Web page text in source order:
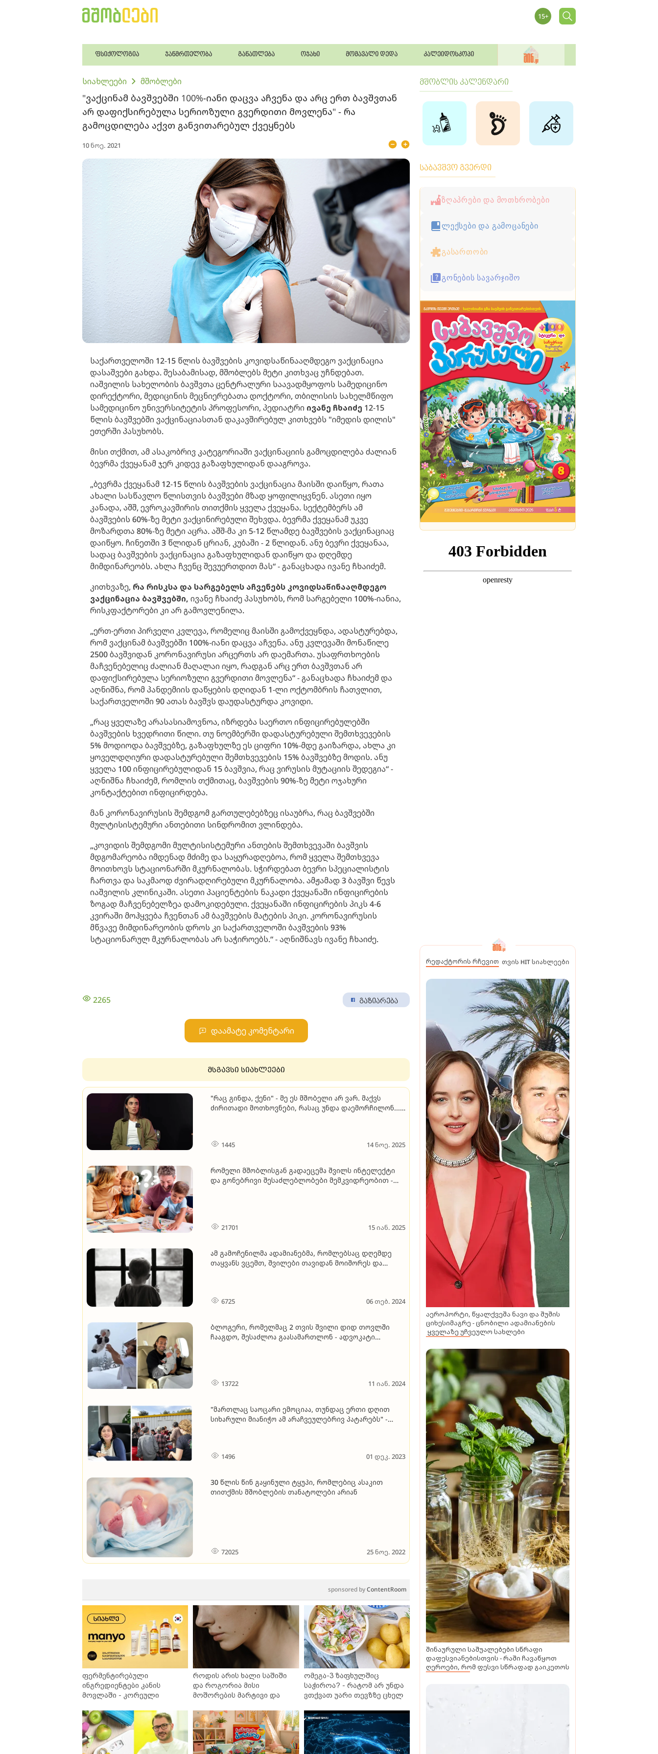
ფსიქოლოგია ჯანმრთელობა განათლება ოჯახი მომავალი დედა კალეიდოსკოპი
სიახლეები მშობლები
"ვაქცინამ ბავშვებში 100%-იანი დაცვა აჩვენა და არც ერთ ბავშვთან
არ დაფიქსირებულა სერიოზული გვერდითი მოვლენა" - რა
გამოცდილება აქვთ განვითარებულ ქვეყნებს
10 ნოე. 2021
საქართველოში 12-15 წლის ბავშვების კოვიდსაწინააღმდეგო ვაქცინაცია
დასაშვები გახდა. შესაბამისად, მშობლებს მეტი კითხვაც უჩნდებათ.
იაშვილის სახელობის ბავშვთა ცენტრალური საავადმყოფოს სამედიცინო
დირექტორი, მედიცინის მეცნიერებათა დოქტორი, თბილისის სახელმწიფო
სამედიცინო უნივერსიტეტის პროფესორი, პედიატრი ივანე ჩხაიძე 12-15
წლის ბავშვებში ვაქცინაციასთან დაკავშირებულ კითხვებს "იმედის დილის"
ეთერში პასუხობს.
მისი თქმით, ამ ასაკობრივ კატეგორიაში ვაქცინაციის გამოცდილება ძალიან
ბევრმა ქვეყანამ ჯერ კიდევ გაზაფხულიდან დააგროვა.
„ბევრმა ქვეყანამ 12-15 წლის ბავშვების ვაქცინაცია მაისში დაიწყო, რათა
ახალი სასწავლო წლისთვის ბავშვები მზად ყოფილიყვნენ. ასეთი იყო
კანადა, აშშ, ევროკავშირის თითქმის ყველა ქვეყანა. სექტემბერს ამ
ბავშვების 60%-ზე მეტი ვაქცინირებული შეხვდა. ბევრმა ქვეყანამ უკვე
მოზარდთა 80%-ზე მეტი აცრა. აშშ-მა კი 5-12 წლამდე ბავშვების ვაქცინაციაც
დაიწყო. ჩინეთში 3 წლიდან ცრიან, კუბაში - 2 წლიდან. ანუ ბევრი ქვეყანაა,
სადაც ბავშვების ვაქცინაცია გაზაფხულიდან დაიწყო და დღემდე
მიმდინარეობს. ახლა ჩვენც შევუერთდით მას“ - განაცხადა ივანე ჩხაიძემ.
კითხვაზე, რა რისკსა და სარგებელს აჩვენებს კოვიდსაწინააღმდეგო
ვაქცინაცია ბავშვებში, ივანე ჩხაიძე პასუხობს, რომ სარგებელი 100%-იანია,
რისკფაქტორები კი არ გამოვლენილა.
„ერთ-ერთი პირველი კვლევა, რომელიც მაისში გამოქვეყნდა, ადასტურებდა,
რომ ვაქცინამ ბავშვებში 100%-იანი დაცვა აჩვენა. ანუ კვლევაში მონაწილე
2500 ბავშვიდან კორონავირუსი არცერთს არ დაემართა. უსაფრთხოების
მაჩვენებელიც ძალიან მაღალაი იყო, რადგან არც ერთ ბავშვთან არ
დაფიქსირებულა სერიოზული გვერდითი მოვლენა“ - განაცხადა ჩხაიძემ და
აღნიშნა, რომ პანდემიის დაწყების დღიდან 1-ლი ოქტომბრის ჩათვლით,
საქართველოში 90 ათას ბავშვს დაუდასტურდა კოვიდი.
„რაც ყველაზე არასასიამოვნოა, იზრდება საერთო ინფიცირებულებში
ბავშვების ხვედრითი წილი. თუ ნოემბერში დადასტურებული შემთხვევების
5% მოდიოდა ბავშვებზე, გაზაფხულზე ეს ციფრი 10%-მდე გაიზარდა, ახლა კი
ყოველდღიური დადასტურებული შემთხვევების 15% ბავშვებზე მოდის. ანუ
ყველა 100 ინფიცირებულიდან 15 ბავშვია, რაც ვირუსის მუტაციის შედეგია“ -
აღნიშნა ჩხაიძემ, რომლის თქმითაც, ბავშვების 90%-ზე მეტი ოჯახური
კონტაქტებით ინფიცირდება.
მან კორონავირუსის შემდგომ გართულებებზეც ისაუბრა, რაც ბავშვებში
მულტისისტემური ანთებითი სინდრომით ვლინდება.
„კოვიდის შემდგომი მულტისისტემური ანთების შემთხვევაში ბავშვის
მდგომარეობა იმდენად მძიმე და საყურადღებოა, რომ ყველა შემთხვევა
მოითხოვს სტაციონარში მკურნალობას. სჭირდებათ ბევრი სპეციალისტის
ჩართვა და საკმაოდ ძვირადღირებული მკურნალობა. ამჟამად 3 ბავშვი წევს
იაშვილის კლინიკაში. ასეთი პაციენტების ნაკადი ქვეყანაში ინფიცირების
ზოგად მაჩვენებელზეა დამოკიდებული. ქვეყანაში ინფიცირების პიკს 4-6
კვირაში მოჰყვება ჩვენთან ამ ბავშვების მატების პიკი. კორონავირუსის
მწვავე მიმდინარეობის დროს კი საქართველოში ბავშვების 93%
სტაციონარულ მკურნალობას არ საჭიროებს.“ - აღნიშნავს ივანე ჩხაიძე.
2265 გაზიარება
დაამატე კომენტარი
მსგავსი სიახლეები
"რაც გინდა, ქენი" - მე ეს მშობელი არ ვარ. მაქვს
ძირითადი მოთხოვნები, რასაც უნდა დაემორჩილონ...
1445 14 ნოე. 2025
რომელი მშობლისგან გადაეცემა შვილს ინტელექტი
და გონებრივი შესაძლებლობები მემკვიდრეობით -
21701 15 იან. 2025
ამ გამოჩენილმა ადამიანებმა, რომლებსაც დღემდე
თაყვანს ვცემთ, შვილები თავიდან მოიშორეს და
6725 06 თებ. 2024
ბლოგერი, რომელმაც 2 თვის შვილი დიდ თოვლში
ჩააგდო, შესაძლოა გაასამართლონ - ადვოკატი
13722 11 იან. 2024
"მართლაც საოცარი ემოციაა, თუნდაც ერთი დღით
სიხარული მიანიჭო ამ არაჩვეულებრივ პატარებს" -
1496 01 დეკ. 2023
30 წლის წინ გაყინული ტყუპი, რომლებიც ასაკით
თითქმის მშობლების თანატოლები არიან
72025 25 ნოე. 2022
sponsored byContentRoom
ფერმენტირებული
ინგრედიენტები კანის
მოვლაში - კორეული
საქართველოშია
როდის არის ხალი საშიში
და როგორია მისი
მოშორების მარტივი და
ომეგა-3 ზაფხულშიც
საჭიროა? - რატომ არ უნდა
ვთქვათ უარი თევზზე ცხელ
მშობლის კალენდარი
საბავშვო გვერდი
ზღაპრები და მოთხრობები
ლექსები და გამოცანები
გასართობი
გონების სავარჯიშო
რედაქტორის რჩევით თვის HIT სიახლეები
აეროპორტი, წყალქვეშა ნავი და შუშის
ციხესიმაგრე - ცნობილი ადამიანების
ყველაზე უჩვეულო სახლები
შინაურული საშუალებები სწრაფი
დაფესვიანებისთვის - რაში ჩავაწყოთ
ღეროები, რომ ფესვი სწრაფად გაიკეთოს